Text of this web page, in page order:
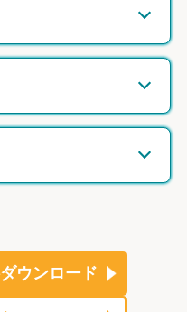
ウンロード